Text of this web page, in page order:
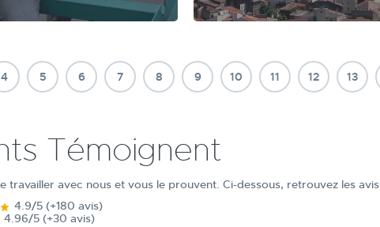
développement, les échanges
connaissance autour de
4 5 6 7 8 9 10 11 12 13
Témoignent
travailler avec nous et vous le prouvent. Ci-dessous, retrouvez les
4.9/5 (+180 avis)
4.96/5 (+30 avis)